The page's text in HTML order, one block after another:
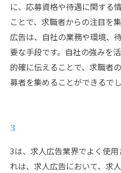
に、応募資格や待遇に関する
ことで、求職者からの注目を
広告は、自社の業務や環境、
要な手段です。自社の強みを
的確に伝えることで、求職者
募者を集めることができるでし
3
3は、求人広告業界でよく使
れは、求人広告において、求